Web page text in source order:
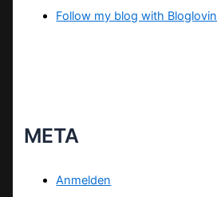
Follow my blog with Bloglovin
META
Anmelden